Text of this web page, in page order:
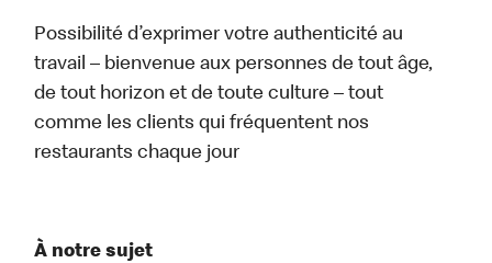
Possibilité d’exprimer votre authenticité au
travail – bienvenue aux personnes de tout âge,
de tout horizon et de toute culture – tout
comme les clients qui fréquentent nos
restaurants chaque jour
À notre sujet